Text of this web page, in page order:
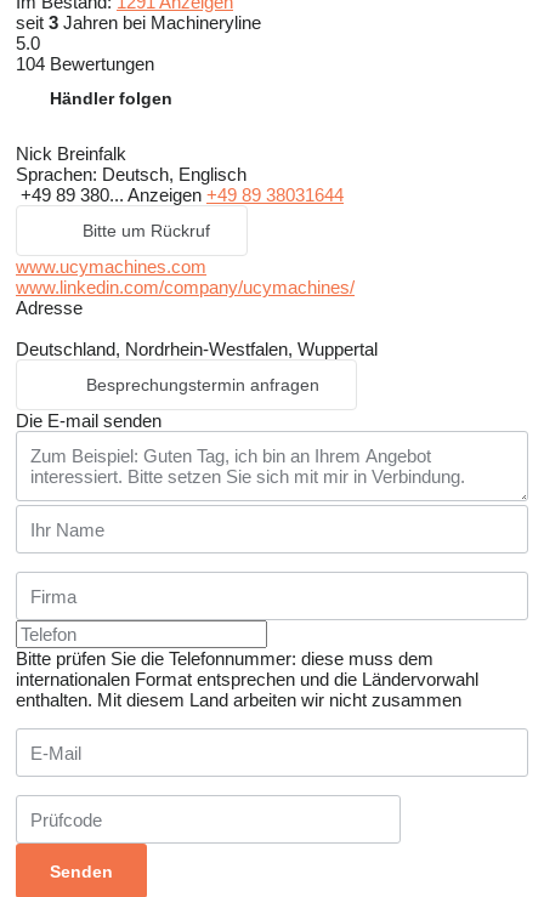
seit 3 Jahren bei Machineryline
5.0
104 Bewertungen
Händler folgen
Nick Breinfalk
Sprachen: Deutsch, Englisch
+49 89 380... Anzeigen +49 89 38031644
Bitte um Rückruf
www.ucymachines.com
www.linkedin.com/company/ucymachines/
Adresse
Deutschland, Nordrhein-Westfalen, Wuppertal
Besprechungstermin anfragen
Die E-mail senden
Bitte prüfen Sie die Telefonnummer: diese muss dem
internationalen Format entsprechen und die Ländervorwahl
enthalten. Mit diesem Land arbeiten wir nicht zusammen